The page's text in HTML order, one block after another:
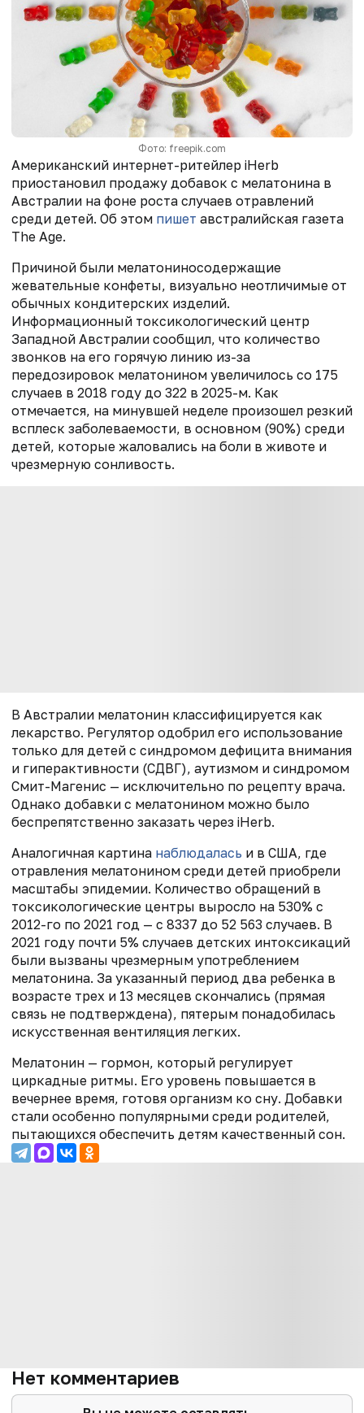
Фото: freepik.com
Американский интернет-ритейлер iHerb
приостановил продажу добавок с мелатонина в
Австралии на фоне роста случаев отравлений
среди детей. Об этом пишет австралийская газета
The Age.
Причиной были мелатониносодержащие
жевательные конфеты, визуально неотличимые от
обычных кондитерских изделий.
Информационный токсикологический центр
Западной Австралии сообщил, что количество
звонков на его горячую линию из-за
передозировок мелатонином увеличилось со 175
случаев в 2018 году до 322 в 2025-м. Как
отмечается, на минувшей неделе произошел резкий
всплеск заболеваемости, в основном (90%) среди
детей, которые жаловались на боли в животе и
чрезмерную сонливость.
В Австралии мелатонин классифицируется как
лекарство. Регулятор одобрил его использование
только для детей с синдромом дефицита внимания
и гиперактивности (СДВГ), аутизмом и синдромом
Смит-Магенис — исключительно по рецепту врача.
Однако добавки с мелатонином можно было
беспрепятственно заказать через iHerb.
Аналогичная картина наблюдалась и в США, где
отравления мелатонином среди детей приобрели
масштабы эпидемии. Количество обращений в
токсикологические центры выросло на 530% с
2012-го по 2021 год — с 8337 до 52 563 случаев. В
2021 году почти 5% случаев детских интоксикаций
были вызваны чрезмерным употреблением
мелатонина. За указанный период два ребенка в
возрасте трех и 13 месяцев скончались (прямая
связь не подтверждена), пятерым понадобилась
искусственная вентиляция легких.
Мелатонин — гормон, который регулирует
циркадные ритмы. Его уровень повышается в
вечернее время, готовя организм ко сну. Добавки
стали особенно популярными среди родителей,
пытающихся обеспечить детям качественный сон.
Нет комментариев